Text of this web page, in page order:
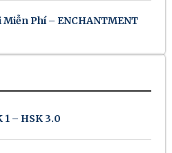
Miễn Phí – ENCHANTMENT
1 – HSK 3.0